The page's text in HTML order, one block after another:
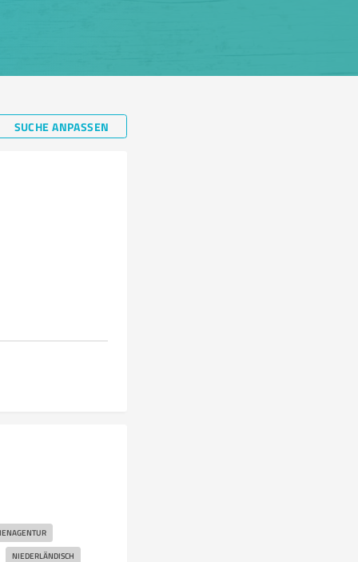
SUCHE ANPASSEN
NIEDERLÄNDISCH